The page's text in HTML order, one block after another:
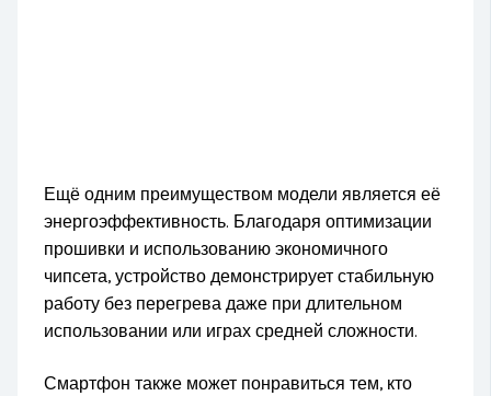
Ещё одним преимуществом модели является её
энергоэффективность. Благодаря оптимизации
прошивки и использованию экономичного
чипсета, устройство демонстрирует стабильную
работу без перегрева даже при длительном
использовании или играх средней сложности.
Смартфон также может понравиться тем, кто